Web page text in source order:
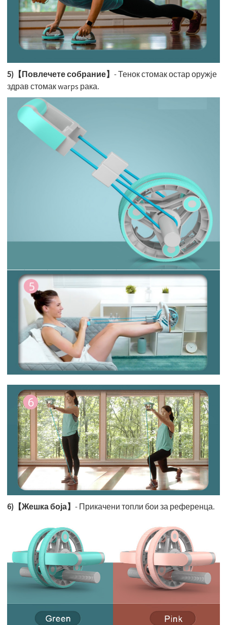
5)【Повлечете собрание】- Тенок стомак остар оружје
здрав стомак warps рака.
6)【Жешка боја】- Прикачени топли бои за референца.